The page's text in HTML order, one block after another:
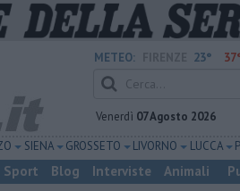
METEO: 23°
Venerdì 07 Agosto 2026
SIENA GROSSETO LIVORNO LUCCA
Sport Blog Interviste Animali